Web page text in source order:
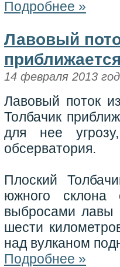
Подробнее »
Лавовый
14 февраля 2013
Лавовый поток
Толбачик
для нее угрозу,
обсерватория.
Плоский
южного склона
выбросами лавы
шести
над вулканом
Подробнее »